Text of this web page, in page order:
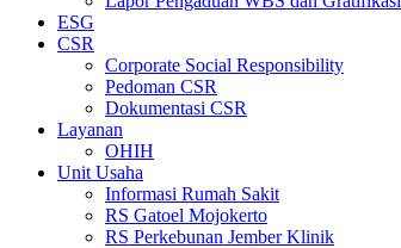
ESG
CSR
Corporate Social Responsibility
Pedoman CSR
Dokumentasi CSR
Layanan
OHIH
Unit Usaha
Informasi Rumah Sakit
RS Gatoel Mojokerto
RS Perkebunan Jember Klinik